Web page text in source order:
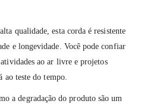
qualidade, esta corda é resistente
e longevidade. Você pode confiar
atividades ao ar livre e projetos
ao teste do tempo.
a degradação do produto são um